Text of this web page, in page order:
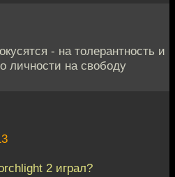
- на толерантность и
личности на свободу
2 играл?